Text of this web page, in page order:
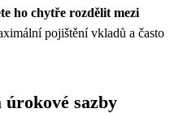
ho chytře rozdělit mezi
pojištění vkladů a často
sazby